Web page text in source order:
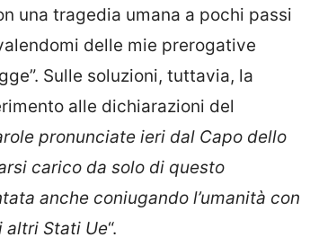
una tragedia umana a pochi passi
delle mie prerogative
Sulle soluzioni, tuttavia, la
alle dichiarazioni del
pronunciate ieri dal Capo dello
carico da solo di questo
anche coniugando l’umanità con
altri Stati Ue“.